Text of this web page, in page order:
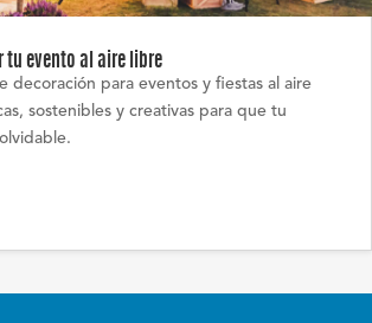
tu evento al aire libre
decoración para eventos y fiestas al aire
sostenibles y creativas para que tu